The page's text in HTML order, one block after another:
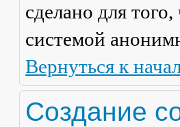
сделано для
системой
Вернуться к
Создание